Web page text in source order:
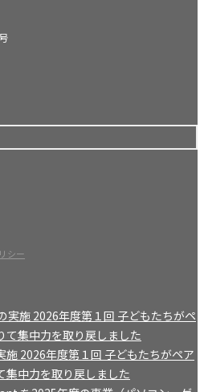
シー
施 2026年度第１回 子どもたちがペア
集中力を取り戻しました